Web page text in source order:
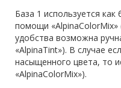
База 1 используется
помощи
удобства возможна
«AlpinaTint»). В случае
насыщенного цвета, то
«AlpinaColorMix»).